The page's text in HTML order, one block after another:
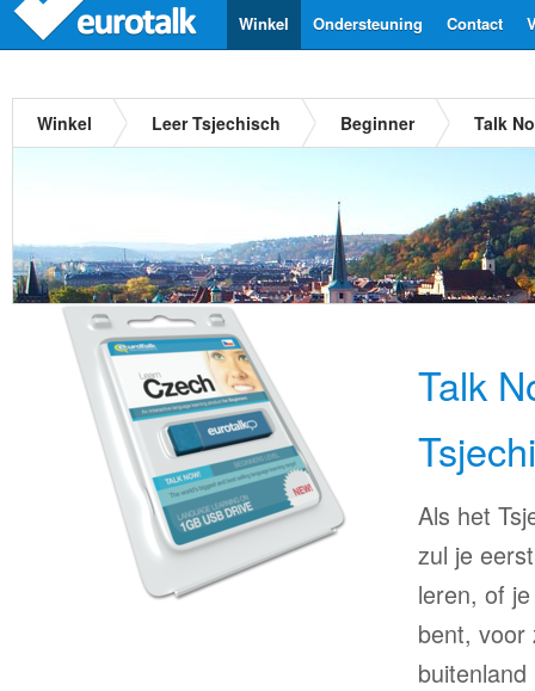
Contact
Ondersteuning
Winkel
Winkel Leer Tsjechisch Beginner Talk
Talk
Als het
zul je
leren, of
bent, voor